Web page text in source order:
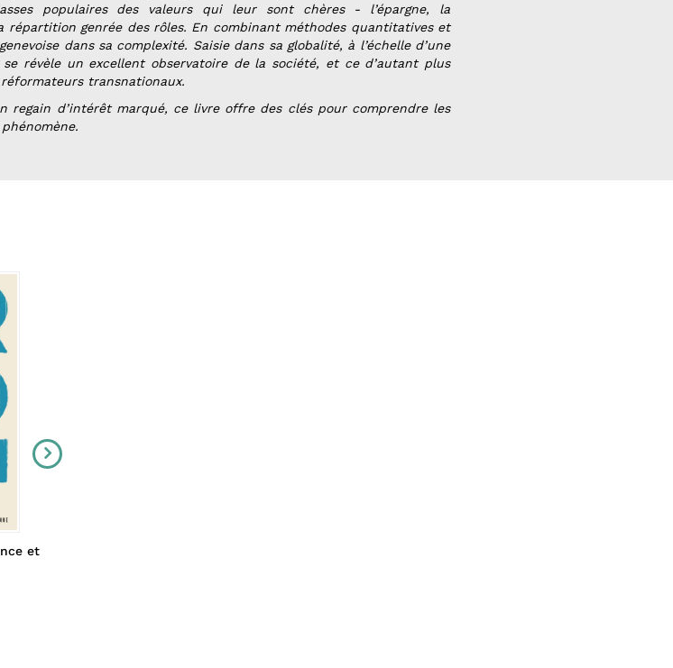
populaires des valeurs qui leur sont chères - l’épargne, la
répartition genrée des rôles. En combinant méthodes quantitatives et
dans sa complexité. Saisie dans sa globalité, à l’échelle d’une
révèle un excellent observatoire de la société, et ce d’autant plus
transnationaux.
d’intérêt marqué, ce livre offre des clés pour comprendre les
et